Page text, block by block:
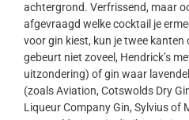
achtergrond. Verfrissend, maar
afgevraagd welke cocktail je
voor gin kiest, kun je twee kanten
gebeurt niet zoveel, Hendrick’s
uitzondering) of gin waar
(zoals Aviation, Cotswolds Dry
Liqueur Company Gin, Sylvius of